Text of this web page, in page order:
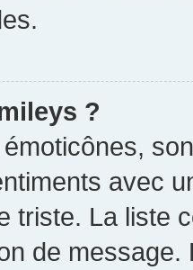
?
avec
triste. La liste
de